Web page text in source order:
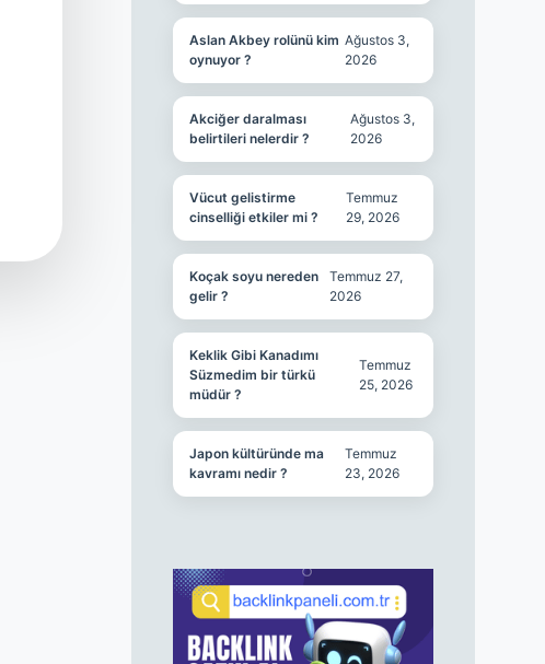
Aslan Akbey rolünü kim
oynuyor ?
Ağustos 3,
2026
Akciğer daralması
belirtileri nelerdir ?
Ağustos 3,
2026
Vücut gelistirme
cinselliği etkiler mi ?
Temmuz
29, 2026
Koçak soyu nereden
gelir ?
Temmuz 27,
2026
Keklik Gibi Kanadımı
Süzmedim bir türkü
müdür ?
Temmuz
25, 2026
Japon kültüründe ma
kavramı nedir ?
Temmuz
23, 2026